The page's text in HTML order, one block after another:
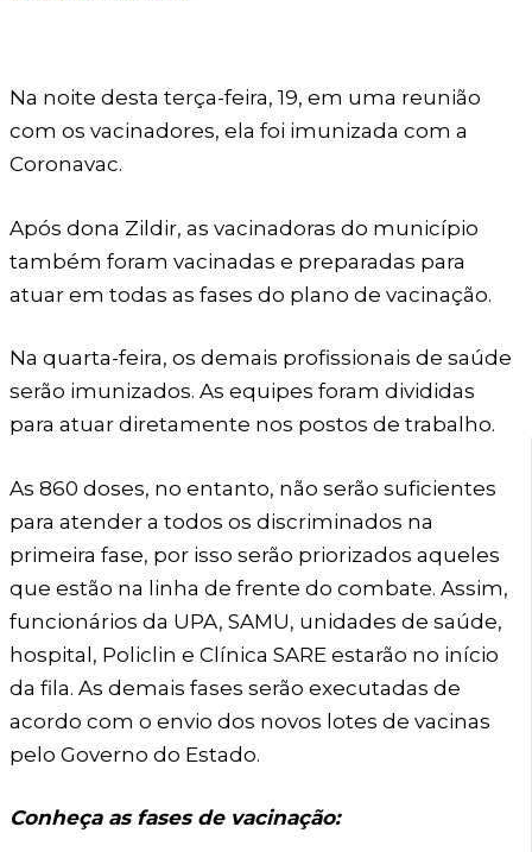
Na noite desta terça-feira, 19, em uma reunião
com os vacinadores, ela foi imunizada com a
Coronavac.
Após dona Zildir, as vacinadoras do município
também foram vacinadas e preparadas para
atuar em todas as fases do plano de vacinação.
Na quarta-feira, os demais profissionais de saúde
serão imunizados. As equipes foram divididas
para atuar diretamente nos postos de trabalho.
As 860 doses, no entanto, não serão suficientes
para atender a todos os discriminados na
primeira fase, por isso serão priorizados aqueles
que estão na linha de frente do combate. Assim,
funcionários da UPA, SAMU, unidades de saúde,
hospital, Policlin e Clínica SARE estarão no início
da fila. As demais fases serão executadas de
acordo com o envio dos novos lotes de vacinas
pelo Governo do Estado.
Conheça as fases de vacinação: